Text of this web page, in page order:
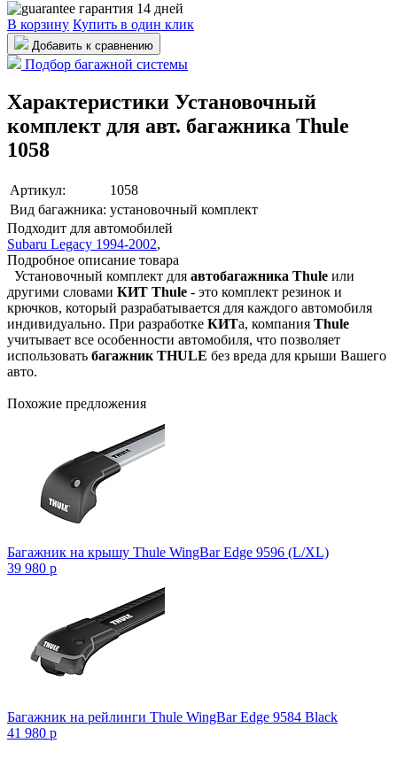
гарантия 14 дней
В корзину Купить в один клик
Добавить к сравнению
Подбор багажной системы
Характеристики Установочный
комплект для авт. багажника Thule
1058
Артикул:
1058
Вид багажника: установочный комплект
Подходит для автомобилей
Subaru Legacy 1994-2002,
Подробное описание товара
Установочный комплект для автобагажника Thule или
другими словами КИТ Thule - это комплект резинок и
крючков, который разрабатывается для каждого автомобиля
индивидуально. При разработке КИТа, компания Thule
учитывает все особенности автомобиля, что позволяет
использовать багажник THULE без вреда для крыши Вашего
авто.
Похожие предложения
Багажник на крышу Thule WingBar Edge 9596 (L/XL)
39 980 p
Багажник на рейлинги Thule WingBar Edge 9584 Black
41 980 p